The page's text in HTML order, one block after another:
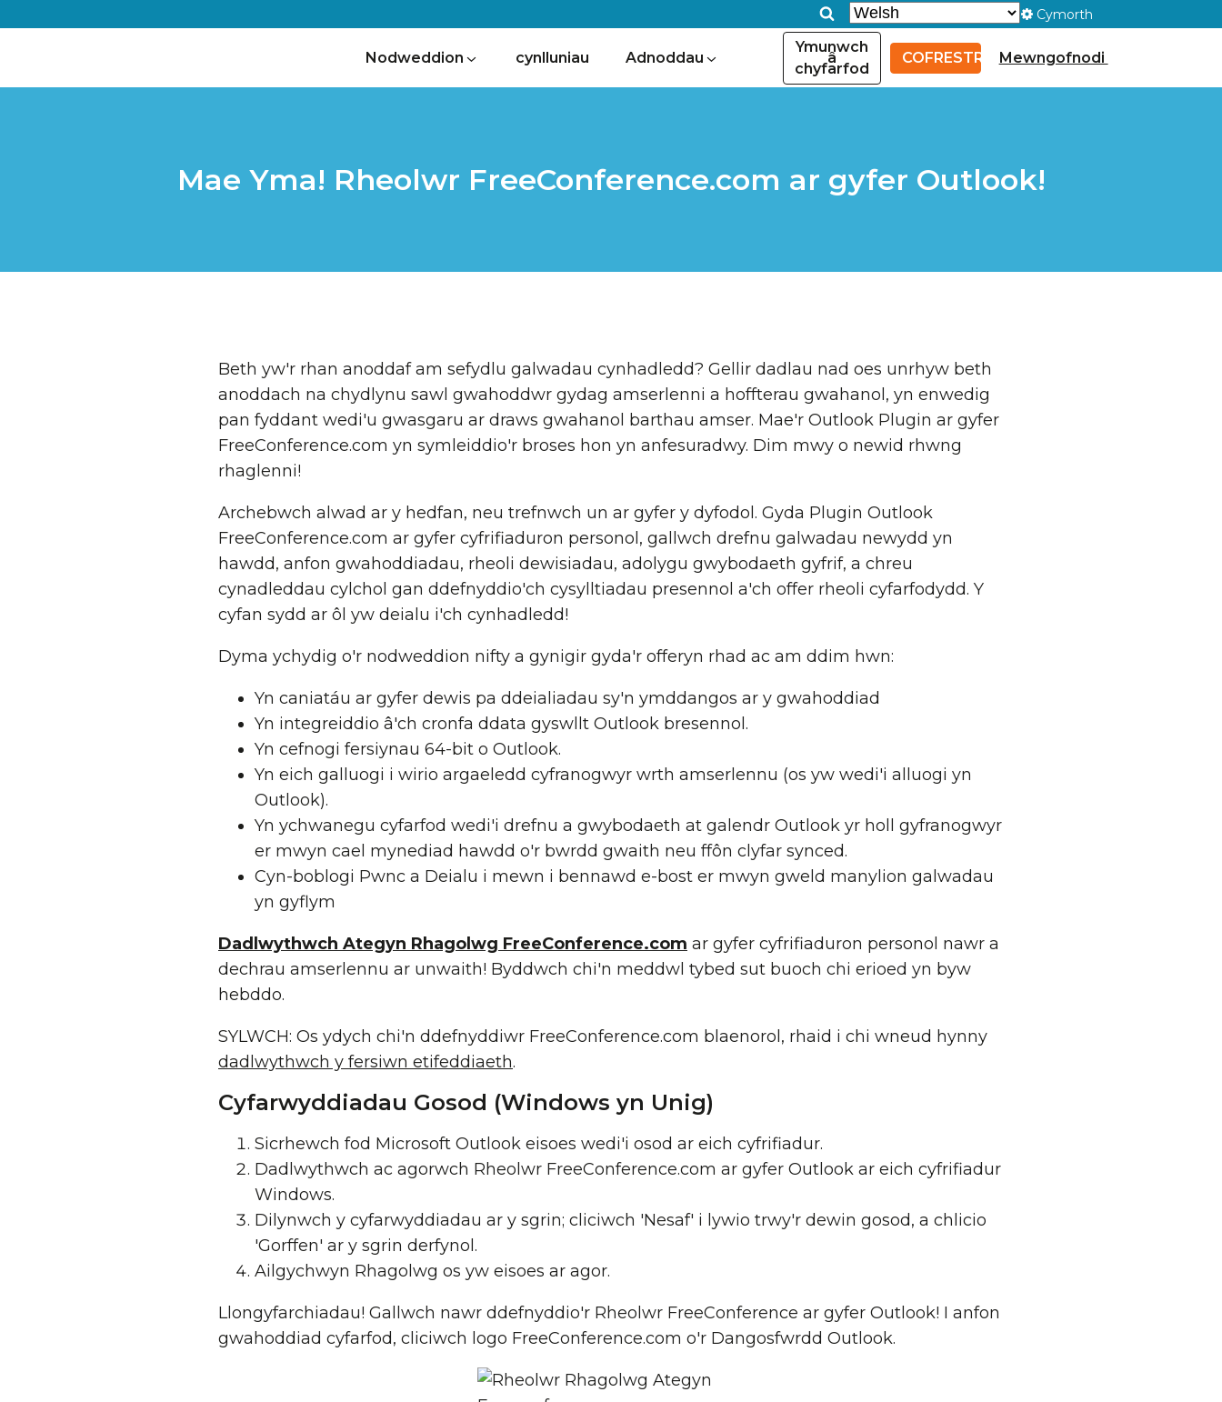
Cymorth
Nodweddion cynlluniau Adnoddau
Ymunwch
â
chyfarfod
COFRESTRU Mewngofnodi
Mae Yma! Rheolwr FreeConference.com ar gyfer Outlook!
Beth yw'r rhan anoddaf am sefydlu galwadau cynhadledd? Gellir dadlau nad oes unrhyw beth
anoddach na chydlynu sawl gwahoddwr gydag amserlenni a hoffterau gwahanol, yn enwedig
pan fyddant wedi'u gwasgaru ar draws gwahanol barthau amser. Mae'r Outlook Plugin ar gyfer
FreeConference.com yn symleiddio'r broses hon yn anfesuradwy. Dim mwy o newid rhwng
rhaglenni!
Archebwch alwad ar y hedfan, neu trefnwch un ar gyfer y dyfodol. Gyda Plugin Outlook
FreeConference.com ar gyfer cyfrifiaduron personol, gallwch drefnu galwadau newydd yn
hawdd, anfon gwahoddiadau, rheoli dewisiadau, adolygu gwybodaeth gyfrif, a chreu
cynadleddau cylchol gan ddefnyddio'ch cysylltiadau presennol a'ch offer rheoli cyfarfodydd. Y
cyfan sydd ar ôl yw deialu i'ch cynhadledd!
Dyma ychydig o'r nodweddion nifty a gynigir gyda'r offeryn rhad ac am ddim hwn:
Yn caniatáu ar gyfer dewis pa ddeialiadau sy'n ymddangos ar y gwahoddiad
Yn integreiddio â'ch cronfa ddata gyswllt Outlook bresennol.
Yn cefnogi fersiynau 64-bit o Outlook.
Yn eich galluogi i wirio argaeledd cyfranogwyr wrth amserlennu (os yw wedi'i alluogi yn
Outlook).
Yn ychwanegu cyfarfod wedi'i drefnu a gwybodaeth at galendr Outlook yr holl gyfranogwyr
er mwyn cael mynediad hawdd o'r bwrdd gwaith neu ffôn clyfar synced.
Cyn-boblogi Pwnc a Deialu i mewn i bennawd e-bost er mwyn gweld manylion galwadau
yn gyflym
Dadlwythwch Ategyn Rhagolwg FreeConference.com ar gyfer cyfrifiaduron personol nawr a
dechrau amserlennu ar unwaith! Byddwch chi'n meddwl tybed sut buoch chi erioed yn byw
hebddo.
SYLWCH: Os ydych chi'n ddefnyddiwr FreeConference.com blaenorol, rhaid i chi wneud hynny
dadlwythwch y fersiwn etifeddiaeth.
Cyfarwyddiadau Gosod (Windows yn Unig)
Sicrhewch fod Microsoft Outlook eisoes wedi'i osod ar eich cyfrifiadur.
Dadlwythwch ac agorwch Rheolwr FreeConference.com ar gyfer Outlook ar eich cyfrifiadur
Windows.
Dilynwch y cyfarwyddiadau ar y sgrin; cliciwch 'Nesaf' i lywio trwy'r dewin gosod, a chlicio
'Gorffen' ar y sgrin derfynol.
Ailgychwyn Rhagolwg os yw eisoes ar agor.
Llongyfarchiadau! Gallwch nawr ddefnyddio'r Rheolwr FreeConference ar gyfer Outlook! I anfon
gwahoddiad cyfarfod, cliciwch logo FreeConference.com o'r Dangosfwrdd Outlook.